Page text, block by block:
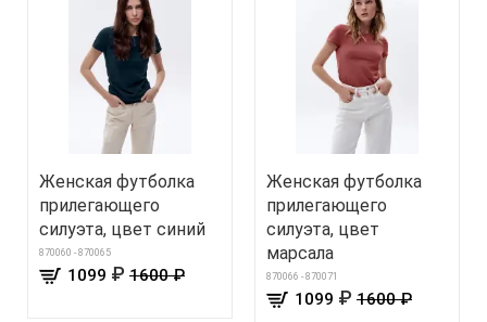
Женская футболка
прилегающего
силуэта, цвет синий
870060 - 870065
1099 ₽ 1600 ₽
Женская футболка
прилегающего
силуэта, цвет
марсала
870066 - 870071
1099 ₽ 1600 ₽